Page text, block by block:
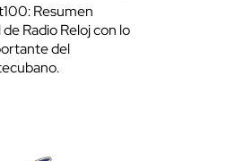
Resumen
Radio Reloj con lo
del